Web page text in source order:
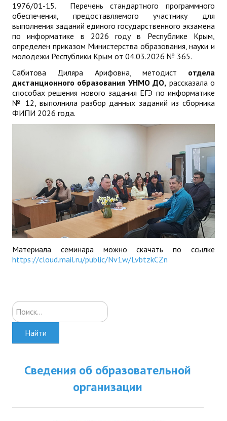
1976/01-15. Перечень стандартного программного
обеспечения, предоставляемого участнику для
выполнения заданий единого государственного экзамена
по информатике в 2026 году в Республике Крым,
определен приказом Министерства образования, науки и
молодежи Республики Крым от 04.03.2026 № 365.
Сабитова Диляра Арифовна, методист отдела
дистанционного образования УНМО ДО, рассказала о
способах решения нового задания ЕГЭ по информатике
№ 12, выполнила разбор данных заданий из сборника
ФИПИ 2026 года.
Материала семинара можно скачать по ссылке
https://cloud.mail.ru/public/Nv1w/LvbtzkCZn
Искать...
Найти
Сведения об образовательной
организации